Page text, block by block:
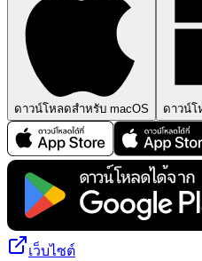
ดาวน์โหลดสำหรับ macOS ดาวน์โ
เว็บไซต์